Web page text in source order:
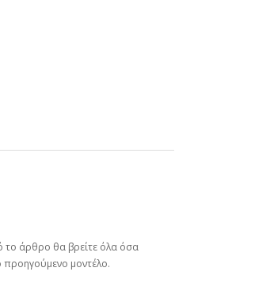
το άρθρο θα βρείτε όλα όσα
προηγούμενο μοντέλο.